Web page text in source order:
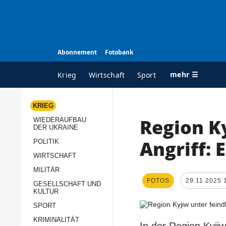
Abonnement Fotobank
Krieg Wirtschaft Sport mehr ☰
ALLE RUBRIKEN
Wiederaufbau der
Politik
Militär
KRIEG
WIEDERAUFBAU
DER UKRAINE
POLITIK
WIRTSCHAFT
MILITÄR
GESELLSCHAFT UND
KULTUR
SPORT
KRIMINALITÄT
Region
Angriff:
FOTOS 29.11.2025